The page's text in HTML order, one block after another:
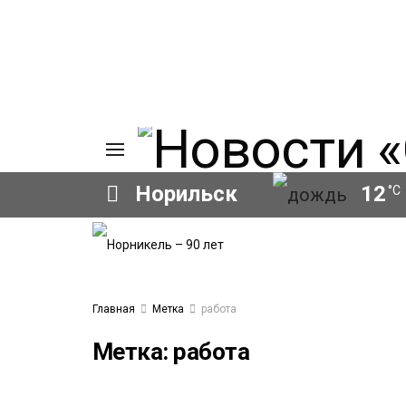
Норильск 12 °C
Главная Метка работа
Метка: работа